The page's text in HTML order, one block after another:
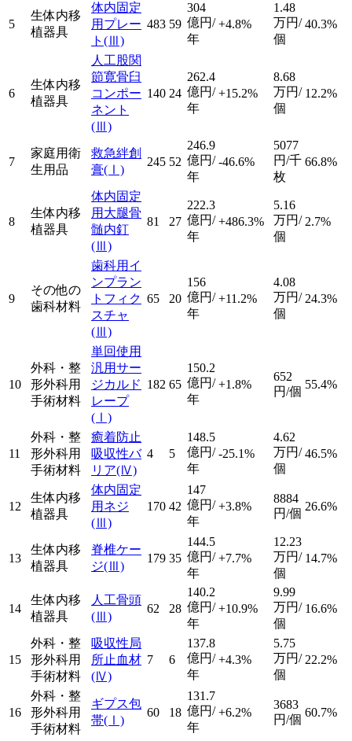
5
生体内移
植器具
体内固定
用プレー
ト (Ⅲ)
483 59
304
億円/
年
+4.8%
1.48
万円/
個
40.3%
6
生体内移
植器具
人工股関
節寛骨臼
コンポー
ネント
(Ⅲ)
140 24
262.4
億円/
年
+15.2%
8.68
万円/
個
12.2%
7
家庭用衛
生用品
救急絆創
膏(Ⅰ)
245 52
246.9
億円/
年
-46.6%
5077
円/千
枚
66.8%
8
生体内移
植器具
体内固定
用大腿骨
髄内釘
(Ⅲ)
81 27
222.3
億円/
年
+486.3%
5.16
万円/
個
2.7%
9
その他の
歯科材料
歯科用イ
ンプラン
トフィク
スチャ
(Ⅲ)
65 20
156
億円/
年
+11.2%
4.08
万円/
個
24.3%
10
外科・整
形外科用
手術材料
単回使用
汎用サー
ジカルド
レープ
(Ⅰ)
182 65
150.2
億円/
年
+1.8%
652
円/個
55.4%
11
外科・整
形外科用
手術材料
癒着防止
吸収性バ
リア(Ⅳ)
4 5
148.5
億円/
年
-25.1%
4.62
万円/
個
46.5%
12
生体内移
植器具
体内固定
用ネジ
(Ⅲ)
170 42
147
億円/
年
+3.8%
8884
円/個
26.6%
13
生体内移
植器具
脊椎ケー
ジ(Ⅲ)
179 35
144.5
億円/
年
+7.7%
12.23
万円/
個
14.7%
14
生体内移
植器具
人工骨頭
(Ⅲ)
62 28
140.2
億円/
年
+10.9%
9.99
万円/
個
16.6%
15
外科・整
形外科用
手術材料
吸収性局
所止血材
(Ⅳ)
7 6
137.8
億円/
年
+4.3%
5.75
万円/
個
22.2%
16
外科・整
形外科用
手術材料
ギプス包
帯(Ⅰ)
60 18
131.7
億円/
年
+6.2%
3683
円/個
60.7%